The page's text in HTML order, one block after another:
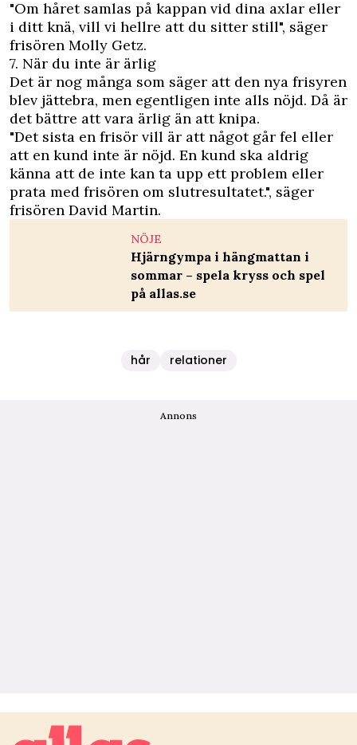
"Om håret samlas på kappan vid dina axlar eller
i ditt knä, vill vi hellre att du sitter still", säger
frisören Molly Getz.
7. När du inte är ärlig
Det är nog många som säger att den nya frisyren
blev jättebra, men egentligen inte alls nöjd. Då är
det bättre att vara ärlig än att knipa.
"Det sista en frisör vill är att något går fel eller
att en kund inte är nöjd. En kund ska aldrig
känna att de inte kan ta upp ett problem eller
prata med frisören om slutresultatet.", säger
frisören David Martin.
NÖJE
Hjärngympa i hängmattan i
sommar – spela kryss och spel
på allas.se
hår relationer
Annons